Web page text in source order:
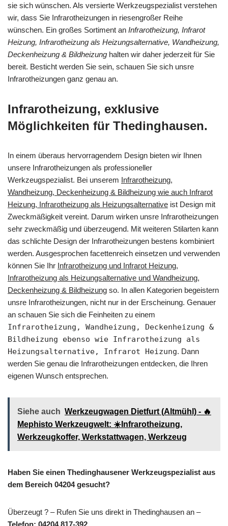
sie sich wünschen. Als versierte Werkzeugspezialist verstehen
wir, dass Sie Infrarotheizungen in riesengroßer Reihe
wünschen. Ein großes Sortiment an Infrarotheizung, Infrarot
Heizung, Infrarotheizung als Heizungsalternative, Wandheizung,
Deckenheizung & Bildheizung halten wir daher jederzeit für Sie
bereit. Besticht werden Sie sein, schauen Sie sich unsre
Infrarotheizungen ganz genau an.
Infrarotheizung, exklusive
Möglichkeiten für Thedinghausen.
In einem überaus hervorragendem Design bieten wir Ihnen
unsere Infrarotheizungen als professioneller
Werkzeugspezialist. Bei unserem Infrarotheizung,
Wandheizung, Deckenheizung & Bildheizung wie auch Infrarot
Heizung, Infrarotheizung als Heizungsalternative ist Design mit
Zweckmäßigkeit vereint. Darum wirken unsre Infrarotheizungen
sehr zweckmäßig und überzeugend. Mit weiteren Stilarten kann
das schlichte Design der Infrarotheizungen bestens kombiniert
werden. Ausgesprochen facettenreich einsetzen und verwenden
können Sie Ihr Infrarotheizung und Infrarot Heizung,
Infrarotheizung als Heizungsalternative und Wandheizung,
Deckenheizung & Bildheizung so. In allen Kategorien begeistern
unsre Infrarotheizungen, nicht nur in der Erscheinung. Genauer
an schauen Sie sich die Feinheiten zu einem
Infrarotheizung, Wandheizung, Deckenheizung &
Bildheizung ebenso wie Infrarotheizung als
Heizungsalternative, Infrarot Heizung. Dann
werden Sie genau die Infrarotheizungen entdecken, die Ihren
eigenen Wunsch entsprechen.
Siehe auch Werkzeugwagen Dietfurt (Altmühl) - 🔥
Mephisto Werkzeugwelt: ☀️Infrarotheizung,
Werkzeugkoffer, Werkstattwagen, Werkzeug
Haben Sie einen Thedinghausener Werkzeugspezialist aus
dem Bereich 04204 gesucht?
Überzeugt ? – Rufen Sie uns direkt in Thedinghausen an –
Telefon: 04204 817-392